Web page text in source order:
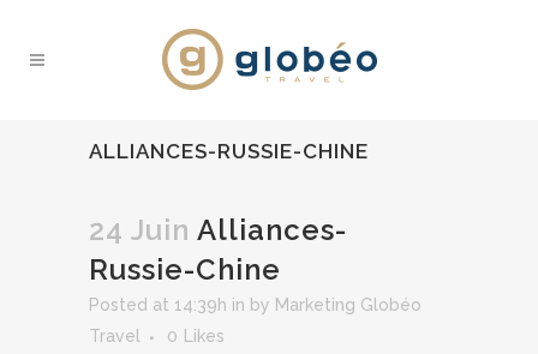
ALLIANCES-RUSSIE-CHINE
24 Juin Alliances-
Russie-Chine
Posted at 14:39h in by Marketing Globéo
Travel
0 Likes